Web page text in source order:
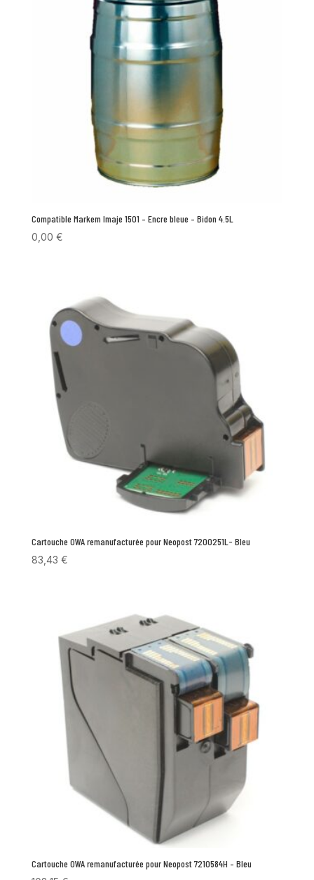
Compatible Markem Imaje 1501 – Encre bleue – Bidon 4.5L
0,00 €
Cartouche OWA remanufacturée pour Neopost 7200251L- Bleu
83,43 €
Cartouche OWA remanufacturée pour Neopost 7210584H – Bleu